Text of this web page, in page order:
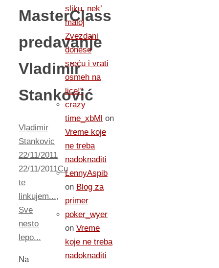
MasterClass
predavanje
Vladimir
Stanković
Vladimir
Stankovic
22/11/2011
22/11/2011Cu
te
linkujem...,
Sve
nesto
lepo...
Na
sliku, nek’
maloj
Zvezdani
donese
sreću i vrati
osmeh na
lice!”
crazy
time_xbMl on
Vreme koje
ne treba
nadoknaditi
LennyAspib
on Blog za
primer
poker_wyer
on Vreme
koje ne treba
nadoknaditi